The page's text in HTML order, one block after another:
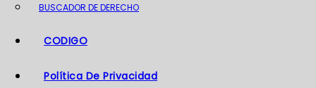
BUSCADOR DE DERECHO
CODIGO
Política De Privacidad